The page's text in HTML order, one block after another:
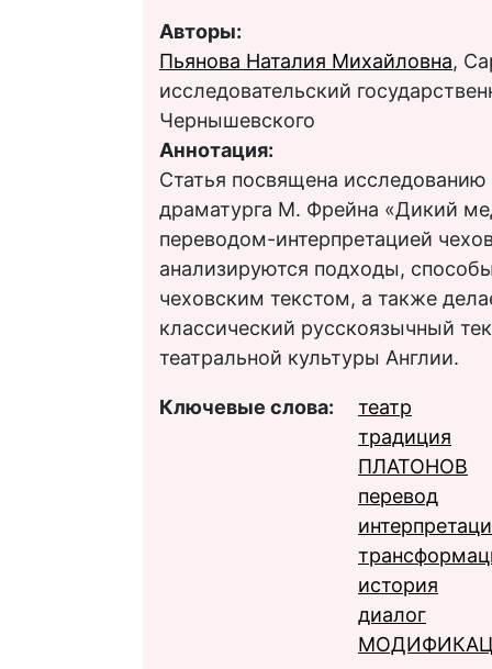
Авторы:
Пьянова Наталия Михайловна,
исследовательский
Чернышевского
Аннотация:
Статья посвящена
драматурга М. Фрейна «Дикий
переводом-интерпретацией
анализируются подходы,
чеховским текстом, а также
классический русскоязычный
театральной культуры Англии.
Ключевые слова:
театр
традиция
ПЛАТОНОВ
перевод
история
диалог